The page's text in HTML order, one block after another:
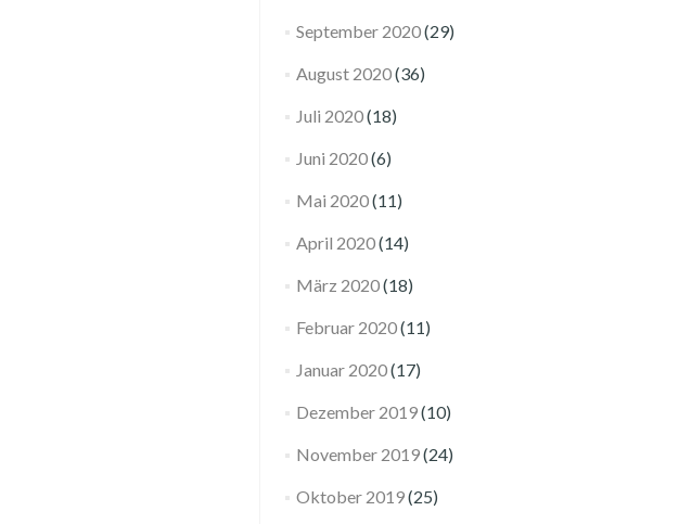
September 2020(29)
August 2020(36)
Juli 2020(18)
Juni 2020(6)
Mai 2020(11)
April 2020(14)
März 2020(18)
Februar 2020(11)
Januar 2020(17)
Dezember 2019(10)
November 2019(24)
Oktober 2019(25)